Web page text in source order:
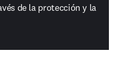
de la protección y la